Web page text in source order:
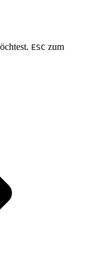
ESC zum